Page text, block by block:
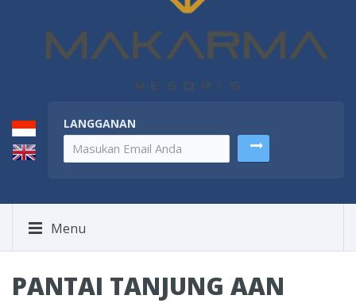
LANGGANAN
Menu
PANTAI TANJUNG AAN